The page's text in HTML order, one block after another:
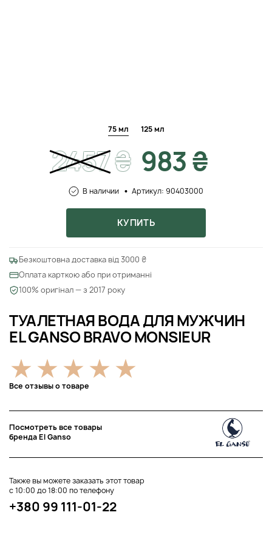
ТУАЛЕТНАЯ ВОДА ДЛЯ МУЖЧИН
EL GANSO BRAVO MONSIEUR
Все отзывы о товаре
Посмотреть все товары
бренда El Ganso
Также вы можете заказать этот товар
с 10:00 до 18:00 по телефону
+380 99 111-01-22
75 мл 125 мл
2457₴ 983 ₴
В наличии Артикул: 90403000
КУПИТЬ
Безкоштовна доставка від 3000 ₴
Оплата карткою або при отриманні
100% оригінал — з 2017 року